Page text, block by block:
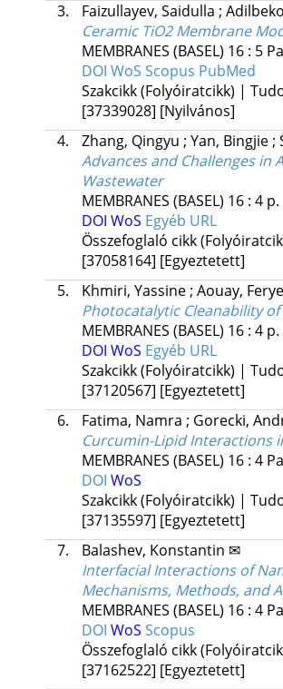
3.
Faizullayev, Saidulla ;
Ceramic TiO2 Membrane
MEMBRANES (BASEL) 16: 5
DOI WoS Scopus PubMed
Szakcikk (Folyóiratcikk) |
[37339028] [Nyilvános]
4.
Zhang, Qingyu ; Yan, Bingjie;
Advances and Challenges
Wastewater
MEMBRANES (BASEL) 16: 4 p.
DOI WoS Egyéb URL
Összefoglaló cikk
[37058164] [Egyeztetett]
5.
Khmiri, Yassine; Aouay,
Photocatalytic Cleanability
MEMBRANES (BASEL) 16: 4 p.
DOI WoS Egyéb URL
Szakcikk (Folyóiratcikk) |
[37120567] [Egyeztetett]
6.
Fatima, Namra ; Gorecki,
Curcumin-Lipid Interactions
MEMBRANES (BASEL) 16: 4
DOI WoS
Szakcikk (Folyóiratcikk) |
[37135597] [Egyeztetett]
7.
Balashev, Konstantin ✉
Interfacial Interactions of
Mechanisms, Methods, and
MEMBRANES (BASEL) 16: 4
DOI WoS Scopus
Összefoglaló cikk
[37162522] [Egyeztetett]